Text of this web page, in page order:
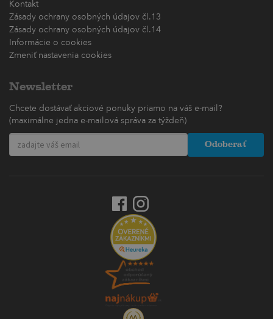
Kontakt
Zásady ochrany osobných údajov čl.13
Zásady ochrany osobných údajov čl.14
Informácie o cookies
Zmeniť nastavenia cookies
Newsletter
Chcete dostávať akciové ponuky priamo na váš e-mail?
(maximálne jedna e-mailová správa za týždeň)
Odoberať